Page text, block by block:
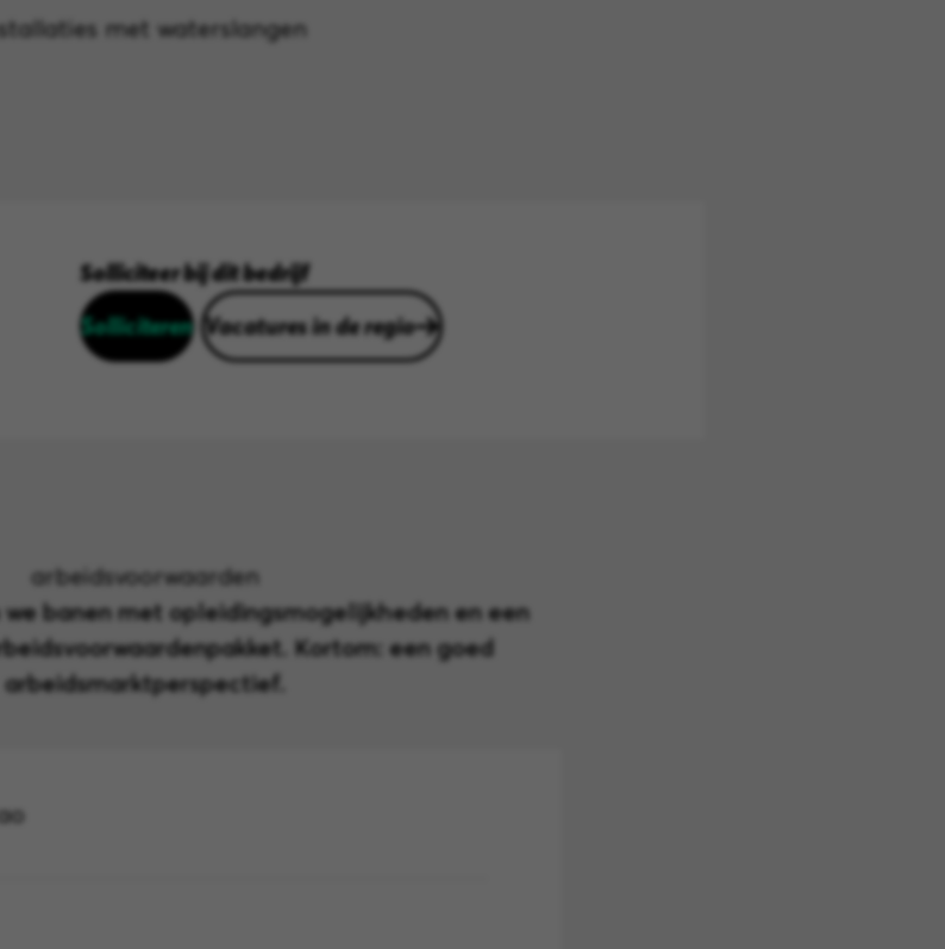
met waterslangen
Solliciteer bij dit bedrijf
Solliciteren Vacatures in de regio
arbeidsvoorwaarden
banen met opleidingsmogelijkheden en een
Kortom: een goed
arbeidsmarktperspectief.